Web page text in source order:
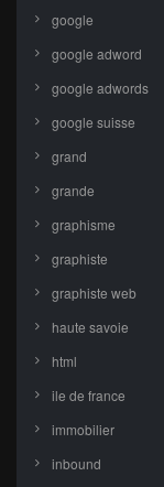
google
google adword
google adwords
google suisse
grand
grande
graphisme
graphiste
graphiste web
haute savoie
html
ile de france
immobilier
inbound